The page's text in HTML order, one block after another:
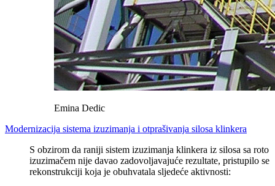
Emina Dedic
Modernizacija sistema izuzimanja i otprašivanja silosa klinkera
S obzirom da raniji sistem izuzimanja klinkera iz silosa sa roto
izuzimačem nije davao zadovoljavajuće rezultate, pristupilo se
rekonstrukciji koja je obuhvatala sljedeće aktivnosti: